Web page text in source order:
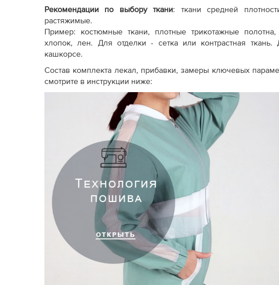
Рекомендации по выбору ткани: ткани средней
растяжимые.
Пример: костюмные ткани, плотные трикотажные
хлопок, лен. Для отделки - сетка или контрастная
кашкорсе.
Состав комплекта лекал, прибавки, замеры ключевых
смотрите в инструкции ниже: